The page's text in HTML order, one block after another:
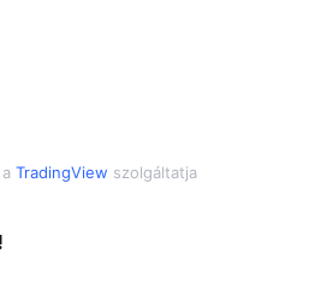
TradingView szolgáltatja